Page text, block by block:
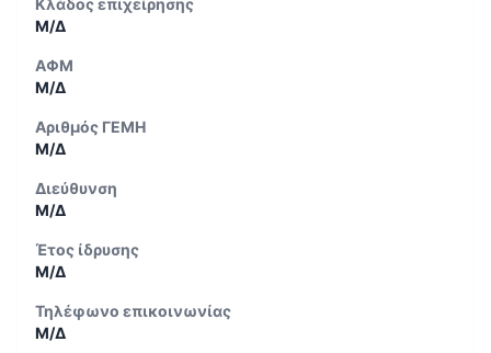
Κλάδος επιχείρησης
Μ/Δ
ΑΦΜ
Μ/Δ
Αριθμός ΓΕΜΗ
Μ/Δ
Διεύθυνση
Μ/Δ
Έτος ίδρυσης
Μ/Δ
Τηλέφωνο επικοινωνίας
Μ/Δ